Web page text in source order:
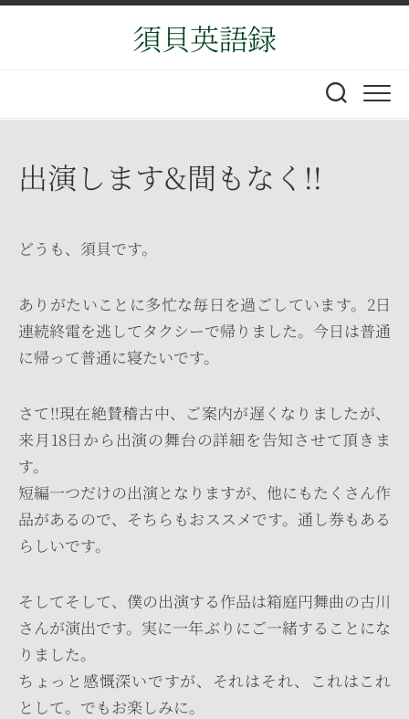
Skip
須貝英語録
出演します&間もなく!!
どうも、須貝です。
ありがたいことに多忙な毎日を過ごしています。2日
連続終電を逃してタクシーで帰りました。今日は普通
に帰って普通に寝たいです。
さて!!現在絶賛稽古中、ご案内が遅くなりましたが、
来月18日から出演の舞台の詳細を告知させて頂きま
す。
短編一つだけの出演となりますが、他にもたくさん作
品があるので、そちらもおススメです。通し券もある
らしいです。
そしてそして、僕の出演する作品は箱庭円舞曲の古川
さんが演出です。実に一年ぶりにご一緒することにな
りました。
ちょっと感慨深いですが、それはそれ、これはこれ
として。でもお楽しみに。